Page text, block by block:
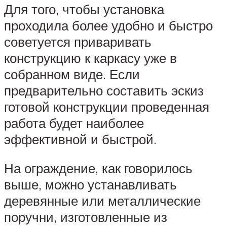
Для того, чтобы установка
проходила более удобно и быстро
советуется приваривать
конструкцию к каркасу уже в
собранном виде. Если
предварительно составить эскиз
готовой конструкции проведенная
работа будет наиболее
эффективной и быстрой.
На ограждение, как говорилось
выше, можно устанавливать
деревянные или металлические
поручни, изготовленные из